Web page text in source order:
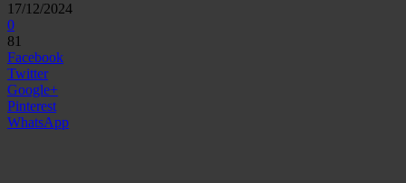
17/12/2024
0
81
Facebook
Twitter
Google+
Pinterest
WhatsApp